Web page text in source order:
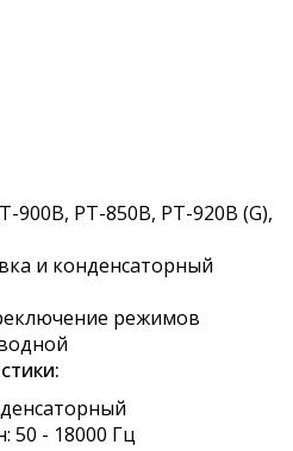
900B, PT-850B, PT-920B (G),
и конденсаторный
режимов
50 - 18000 Гц